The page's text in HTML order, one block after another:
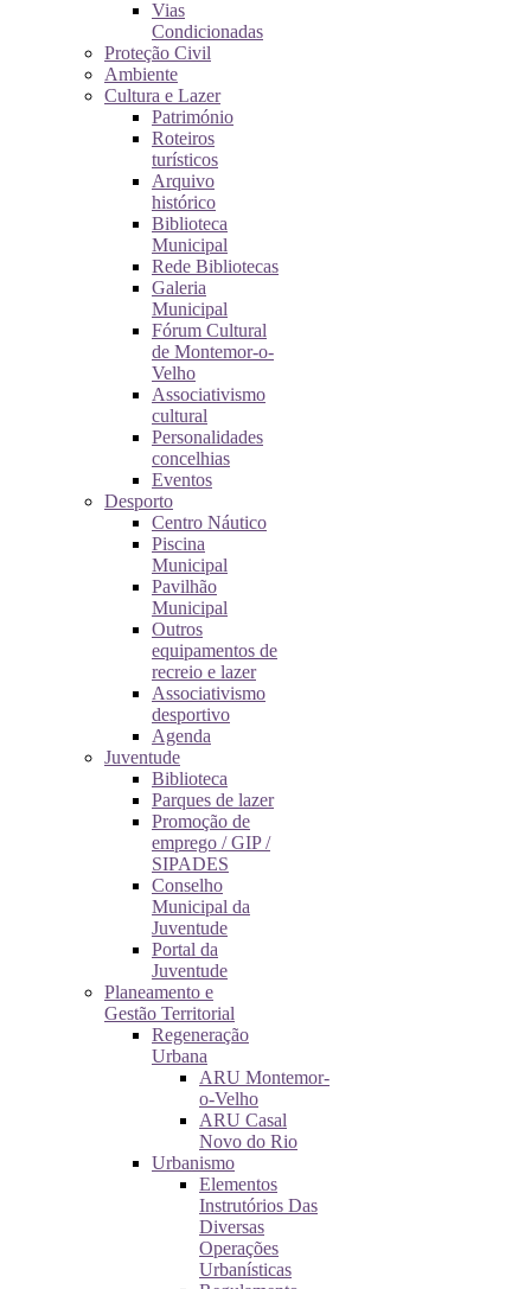
Vias
Condicionadas
Proteção Civil
Ambiente
Cultura e Lazer
Património
Roteiros
turísticos
Arquivo
histórico
Biblioteca
Municipal
Rede Bibliotecas
Galeria
Municipal
Fórum Cultural
de Montemor-o-
Velho
Associativismo
cultural
Personalidades
concelhias
Eventos
Desporto
Centro Náutico
Piscina
Municipal
Pavilhão
Municipal
Outros
equipamentos de
recreio e lazer
Associativismo
desportivo
Agenda
Juventude
Biblioteca
Parques de lazer
Promoção de
emprego / GIP /
SIPADES
Conselho
Municipal da
Juventude
Portal da
Juventude
Planeamento e
Gestão Territorial
Regeneração
Urbana
ARU Montemor-
o-Velho
ARU Casal
Novo do Rio
Urbanismo
Elementos
Instrutórios Das
Diversas
Operações
Urbanísticas